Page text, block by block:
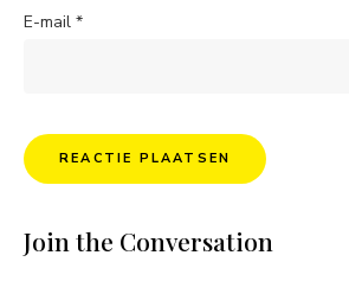
E-mail *
Join the Conversation